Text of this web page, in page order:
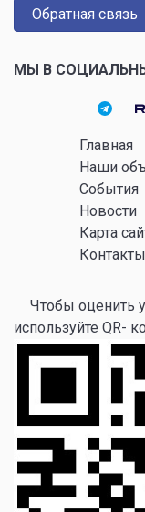
Обратная связь
МЫ В
Главная
Наши
События
Новости
Карта
Контакты
Чтобы оценить
используйте QR-